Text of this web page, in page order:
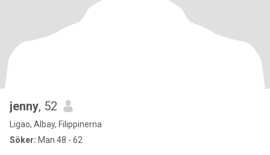
jenny, 52
Ligao, Albay, Filippinerna
Söker: Man 48 - 62